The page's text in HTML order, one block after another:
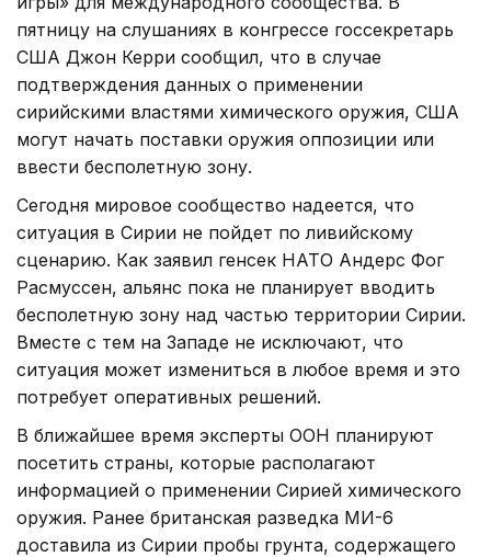
пятницу на слушаниях в конгрессе госсекретарь
США Джон Керри сообщил, что в случае
подтверждения данных о применении
сирийскими властями химического оружия, США
могут начать поставки оружия оппозиции или
ввести бесполетную зону.
Сегодня мировое сообщество надеется, что
ситуация в Сирии не пойдет по ливийскому
сценарию. Как заявил генсек НАТО Андерс Фог
Расмуссен, альянс пока не планирует вводить
бесполетную зону над частью территории Сирии.
Вместе с тем на Западе не исключают, что
ситуация может измениться в любое время и это
потребует оперативных решений.
В ближайшее время эксперты ООН планируют
посетить страны, которые располагают
информацией о применении Сирией химического
оружия. Ранее британская разведка МИ-6
доставила из Сирии пробы грунта, содержащего